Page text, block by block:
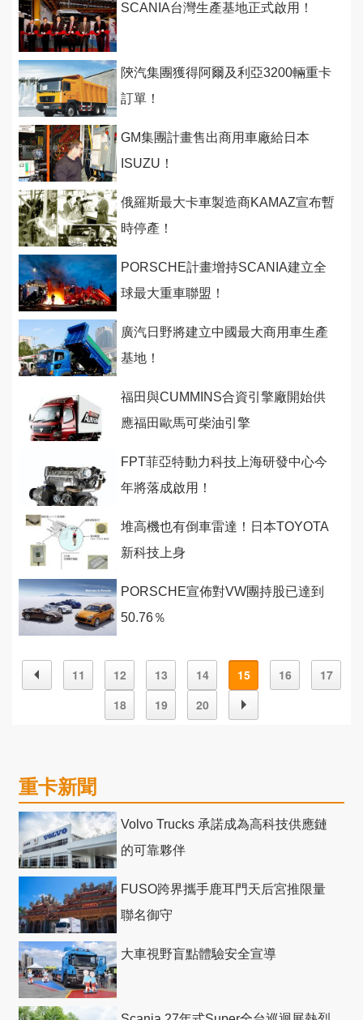
SCANIA台灣生產基地正式啟用！
陝汽集團獲得阿爾及利亞3200輛重卡
訂單！
GM集團計畫售出商用車廠給日本
ISUZU！
俄羅斯最大卡車製造商KAMAZ宣布暫
時停產！
PORSCHE計畫增持SCANIA建立全
球最大重車聯盟！
廣汽日野將建立中國最大商用車生產
基地！
福田與CUMMINS合資引擎廠開始供
應福田歐馬可柴油引擎
FPT菲亞特動力科技上海研發中心今
年將落成啟用！
堆高機也有倒車雷達！日本TOYOTA
新科技上身
PORSCHE宣佈對VW團持股已達到
50.76％
11 12 13 14 15 16
17
18
19 20
重卡新聞
Volvo Trucks 承諾成為高科技供應鏈
的可靠夥伴
FUSO跨界攜手鹿耳門天后宮推限量
聯名御守
大車視野盲點體驗安全宣導